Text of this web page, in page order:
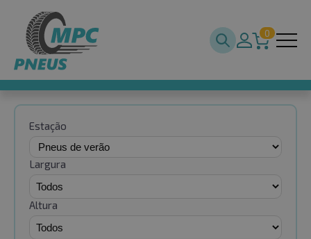
0
Estação
Largura
Altura